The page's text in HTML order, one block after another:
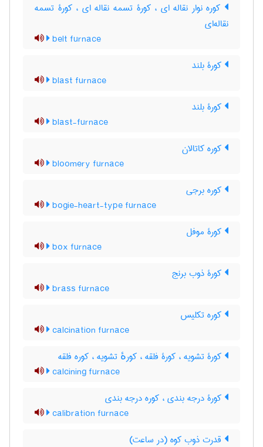
کوره نوار نقاله ای ، کورۀ تسمه نقاله ای ، کورۀ تسمه
نقاله‌ای
belt furnace
کورۀ بلند
blast furnace
کورۀ بلند
blast-furnace
کوره کاتالان
bloomery furnace
کوره برجی
bogie-heart-type furnace
کورۀ موفل
box furnace
کورۀ ذوب برنج
brass furnace
کوره تکلیس
calcination furnace
کورۀ تشویه ، کورۀ فلقه ، کورهٔ تشویه ، کوره فلقه
calcining furnace
کورۀ درجه بندی ، کوره درجه بندی
calibration furnace
قدرت ذوب کوه (در ساعت)